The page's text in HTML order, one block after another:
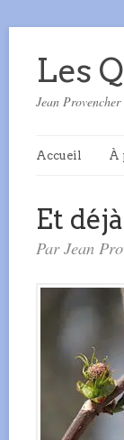
Les
Jean Provencher
Accueil À
Et
Par Jean